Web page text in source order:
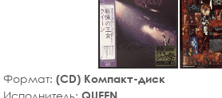
Формат: (CD) Компакт-диск
Исполнитель: QUEEN